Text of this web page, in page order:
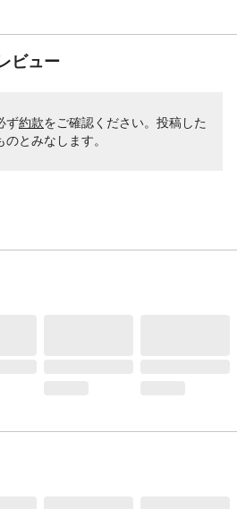
ビュー
ず約款をご確認ください。投稿した
とみなします。